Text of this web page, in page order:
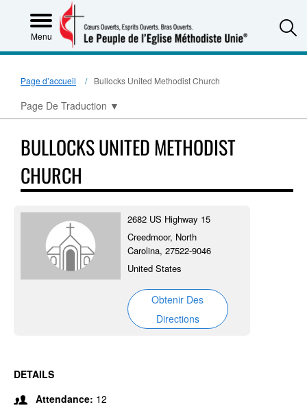
Menu
Page d’accueil Bullocks United Methodist Church
Page De Traduction ▼
BULLOCKS UNITED METHODIST
CHURCH
2682 US Highway 15
Creedmoor, North
Carolina, 27522-9046
United States
Obtenir Des
Directions
DETAILS
Attendance: 12